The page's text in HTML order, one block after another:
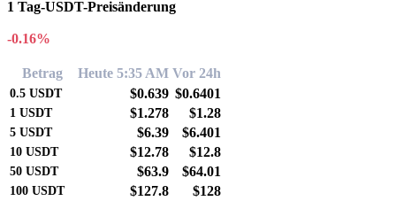
1 Tag-USDT-Preisänderung
-0.16%
Betrag Heute 5:35 AM Vor 24h
0.5 USDT $0.639 $0.6401
1 USDT $1.278 $1.28
5 USDT $6.39 $6.401
10 USDT $12.78 $12.8
50 USDT $63.9 $64.01
100 USDT $127.8 $128